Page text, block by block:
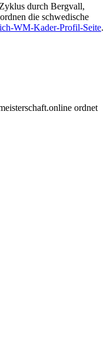
durch Bergvall,
ordnen die schwedische
WM-Kader-Profil-Seite.
ordnet